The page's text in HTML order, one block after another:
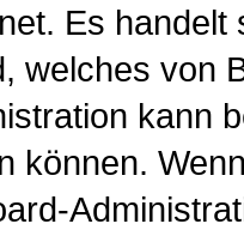
Es
welches von
kann
können.